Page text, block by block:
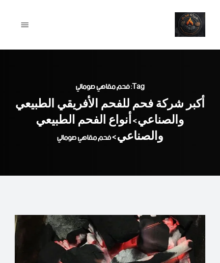
content
Tag: فحم مقاهي صومالي
أكبر شركة فحم للفحم الأفريقي الطبيعي
والصناعي>أنواع الفحم الطبيعي
والصناعي>فحم مقاهي صومالي